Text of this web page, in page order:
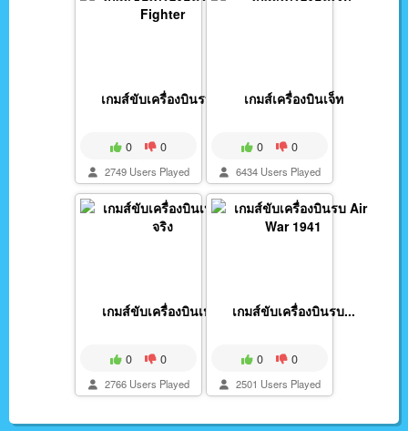
เกมส์ขับเครื่องบินรบ...
0 0
2749 Users Played
เกมส์เครื่องบินเจ็ท
0 0
6434 Users Played
เกมส์ขับเครื่องบินเห...
0 0
2766 Users Played
เกมส์ขับเครื่องบินรบ...
0 0
2501 Users Played